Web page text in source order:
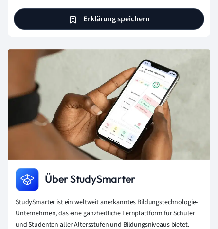
Erklärung speichern
Über StudySmarter
StudySmarter ist ein weltweit anerkanntes Bildungstechnologie-
Unternehmen, das eine ganzheitliche Lernplattform für Schüler
und Studenten aller Altersstufen und Bildungsniveaus bietet.